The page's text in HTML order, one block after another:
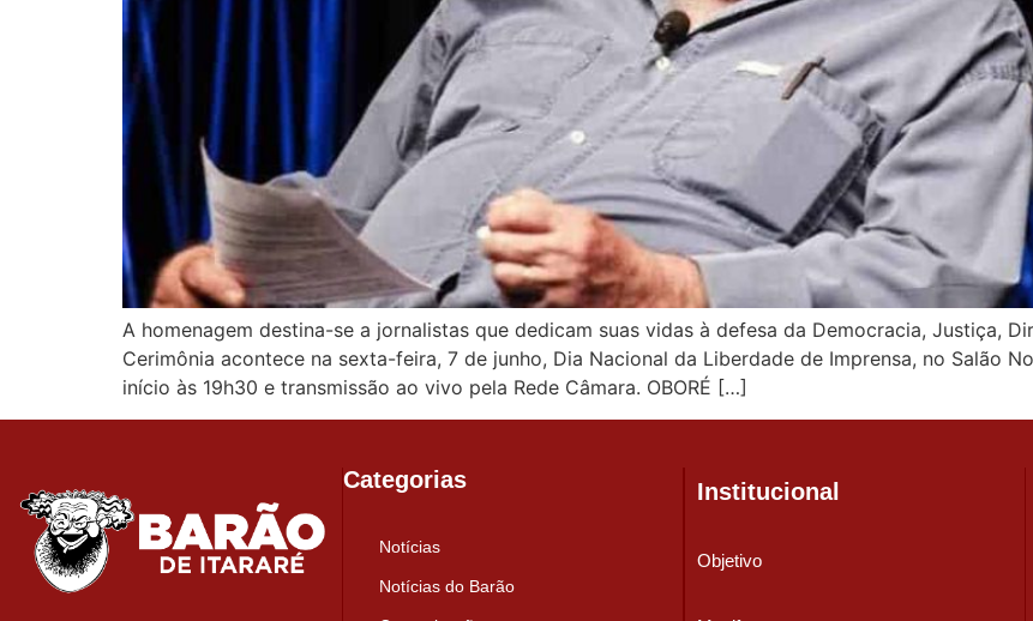
A homenagem destina-se a jornalistas que dedicam suas vidas à defesa da Democracia, Justiça,
Cerimônia acontece na sexta-feira, 7 de junho, Dia Nacional da Liberdade de Imprensa, no Salão
início às 19h30 e transmissão ao vivo pela Rede Câmara. OBORÉ […]
Categorias
Notícias
Notícias do Barão
Institucional
Objetivo